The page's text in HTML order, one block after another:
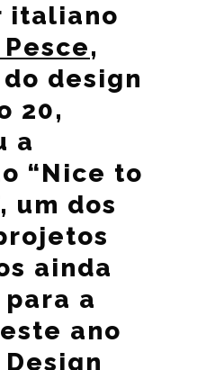
italiano
,
design
20,
a
“Nice to
um dos
ainda
a
ano